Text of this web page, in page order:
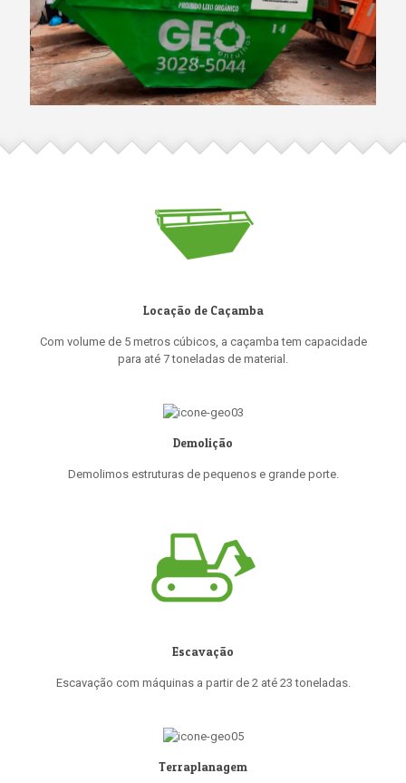
Locação de Caçamba
Com volume de 5 metros cúbicos, a caçamba tem capacidade
para até 7 toneladas de material.
Demolição
Demolimos estruturas de pequenos e grande porte.
Escavação
Escavação com máquinas a partir de 2 até 23 toneladas.
Terraplanagem